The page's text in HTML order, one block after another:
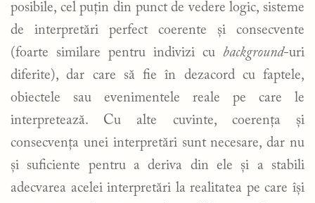
posibile, cel puțin din punct de vedere logic, sisteme
de interpretări perfect coerente și consecvente
(foarte similare pentru indivizi cu background-uri
diferite), dar care să fie în dezacord cu faptele,
obiectele sau evenimentele reale pe care le
interpretează. Cu alte cuvinte, coerența și
consecvența unei interpretări sunt necesare, dar nu
și suficiente pentru a deriva din ele și a stabili
adecvarea acelei interpretări la realitatea pe care își